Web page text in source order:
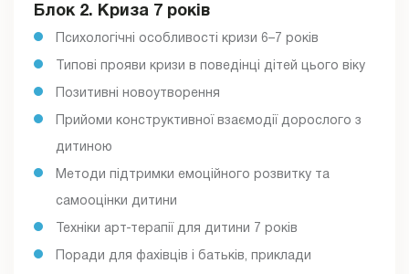
Блок 2. Криза 7 років
Психологічні особливості кризи 6–7 років
Типові прояви кризи в поведінці дітей цього віку
Позитивні новоутворення
Прийоми конструктивної взаємодії дорослого з
дитиною
Методи підтримки емоційного розвитку та
самооцінки дитини
Техніки арт-терапії для дитини 7 років
Поради для фахівців і батьків, приклади